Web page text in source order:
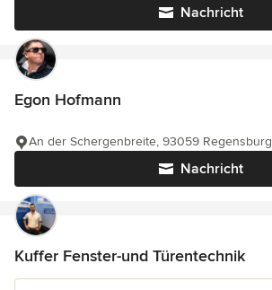
Nachricht
Egon Hofmann
Nachricht
An der Schergenbreite, 93059 Regensburg
Kuffer Fenster-und Türentechnik